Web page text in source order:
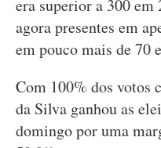
era superior a 300 em
agora presentes em
em pouco mais de 70
Com 100% dos votos
da Silva ganhou as
domingo por uma